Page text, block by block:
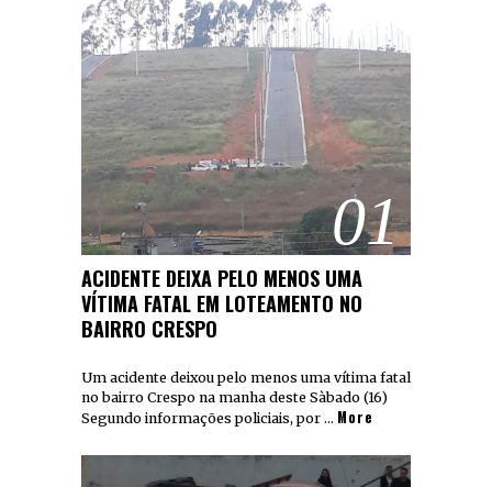
01
ACIDENTE DEIXA PELO MENOS UMA
VÍTIMA FATAL EM LOTEAMENTO NO
BAIRRO CRESPO
Um acidente deixou pelo menos uma vítima fatal
no bairro Crespo na manha deste Sàbado (16)
Segundo informações policiais, por … More